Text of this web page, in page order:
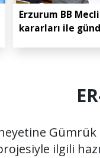
Erzurum BB
kararları ile
Gümrük
ilgili